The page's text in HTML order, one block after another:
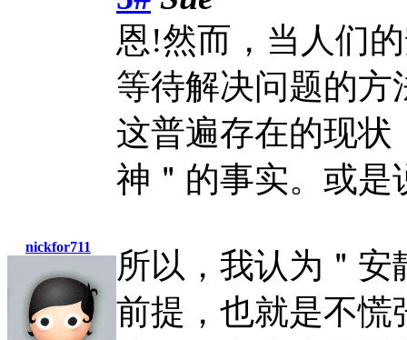
nickfor711
恩!然而，当人们
等待解决问题的方
这普遍存在的现状
神＂的事实。或是
所以，我认为＂
前提，也就是不慌